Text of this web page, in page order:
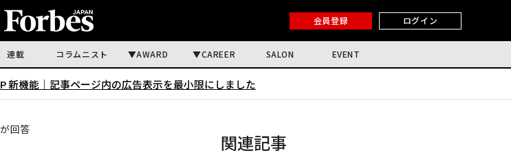
会員登録 ログイン
連載 コラムニスト AWARD CAREER SALON EVENT
新機能｜ 記事ページ内の広告表示を最小限にしました
回答
関連記事